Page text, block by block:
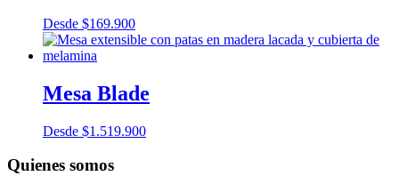
Desde $169.900
Mesa Blade
Desde $1.519.900
Quienes somos